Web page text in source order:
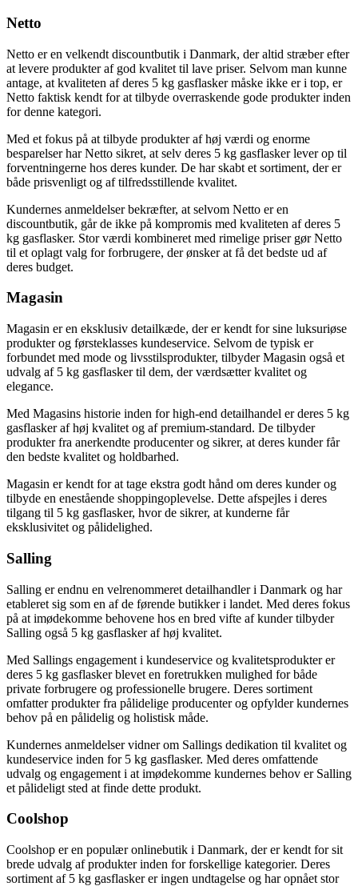
Netto
Netto er en velkendt discountbutik i Danmark, der altid stræber efter
at levere produkter af god kvalitet til lave priser. Selvom man kunne
antage, at kvaliteten af deres 5 kg gasflasker måske ikke er i top, er
Netto faktisk kendt for at tilbyde overraskende gode produkter inden
for denne kategori.
Med et fokus på at tilbyde produkter af høj værdi og enorme
besparelser har Netto sikret, at selv deres 5 kg gasflasker lever op til
forventningerne hos deres kunder. De har skabt et sortiment, der er
både prisvenligt og af tilfredsstillende kvalitet.
Kundernes anmeldelser bekræfter, at selvom Netto er en
discountbutik, går de ikke på kompromis med kvaliteten af deres 5
kg gasflasker. Stor værdi kombineret med rimelige priser gør Netto
til et oplagt valg for forbrugere, der ønsker at få det bedste ud af
deres budget.
Magasin
Magasin er en eksklusiv detailkæde, der er kendt for sine luksuriøse
produkter og førsteklasses kundeservice. Selvom de typisk er
forbundet med mode og livsstilsprodukter, tilbyder Magasin også et
udvalg af 5 kg gasflasker til dem, der værdsætter kvalitet og
elegance.
Med Magasins historie inden for high-end detailhandel er deres 5 kg
gasflasker af høj kvalitet og af premium-standard. De tilbyder
produkter fra anerkendte producenter og sikrer, at deres kunder får
den bedste kvalitet og holdbarhed.
Magasin er kendt for at tage ekstra godt hånd om deres kunder og
tilbyde en enestående shoppingoplevelse. Dette afspejles i deres
tilgang til 5 kg gasflasker, hvor de sikrer, at kunderne får
eksklusivitet og pålidelighed.
Salling
Salling er endnu en velrenommeret detailhandler i Danmark og har
etableret sig som en af ​​de førende butikker i landet. Med deres fokus
på at imødekomme behovene hos en bred vifte af kunder tilbyder
Salling også 5 kg gasflasker af høj kvalitet.
Med Sallings engagement i kundeservice og kvalitetsprodukter er
deres 5 kg gasflasker blevet en foretrukken mulighed for både
private forbrugere og professionelle brugere. Deres sortiment
omfatter produkter fra pålidelige producenter og opfylder kundernes
behov på en pålidelig og holistisk måde.
Kundernes anmeldelser vidner om Sallings dedikation til kvalitet og
kundeservice inden for 5 kg gasflasker. Med deres omfattende
udvalg og engagement i at imødekomme kundernes behov er Salling
et pålideligt sted at finde dette produkt.
Coolshop
Coolshop er en populær onlinebutik i Danmark, der er kendt for sit
brede udvalg af produkter inden for forskellige kategorier. Deres
sortiment af 5 kg gasflasker er ingen undtagelse og har opnået stor